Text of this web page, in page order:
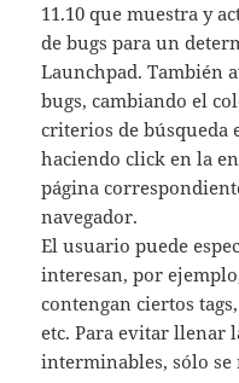
11.10 que muestra y
de bugs para un
Launchpad. También
bugs, cambiando el
criterios de búsqueda
haciendo click en la
página
navegador.
El usuario puede
interesan, por
contengan ciertos
etc. Para evitar llenar
interminables, sólo